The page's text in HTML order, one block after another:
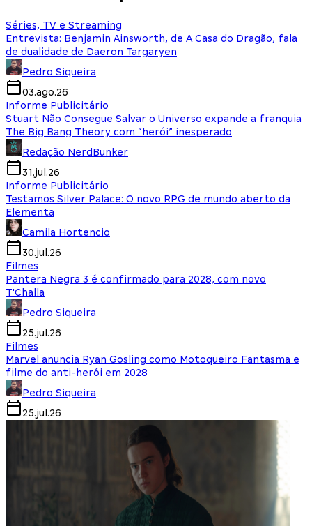
Séries, TV e Streaming
Entrevista: Benjamin Ainsworth, de A Casa do Dragão, fala
de dualidade de Daeron Targaryen
Pedro Siqueira
03.ago.26
Informe Publicitário
Stuart Não Consegue Salvar o Universo expande a franquia
The Big Bang Theory com “herói” inesperado
Redação NerdBunker
31.jul.26
Informe Publicitário
Testamos Silver Palace: O novo RPG de mundo aberto da
Elementa
Camila Hortencio
30.jul.26
Filmes
Pantera Negra 3 é confirmado para 2028, com novo
T'Challa
Pedro Siqueira
25.jul.26
Filmes
Marvel anuncia Ryan Gosling como Motoqueiro Fantasma e
filme do anti-herói em 2028
Pedro Siqueira
25.jul.26